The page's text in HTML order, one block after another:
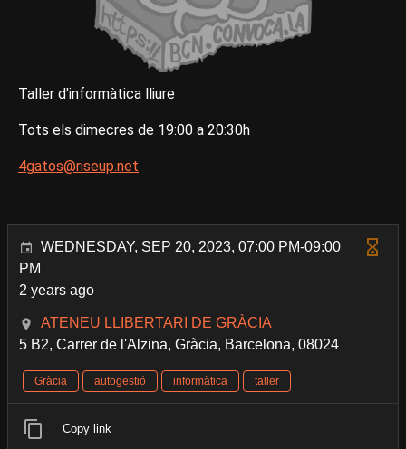
Taller d'informàtica lliure
Tots els dimecres de 19:00 a 20:30h
4gatos@riseup.net
WEDNESDAY, SEP 20, 2023, 07:00 PM-09:00
PM
2 years ago
ATENEU LLIBERTARI DE GRÀCIA
5 B2, Carrer de l'Alzina, Gràcia, Barcelona, 08024
Gràcia autogestió informàtica taller
Copy link